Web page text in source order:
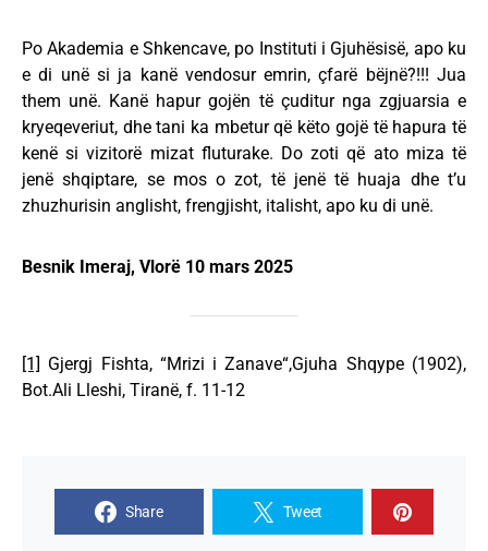
Po Akademia e Shkencave, po Instituti i Gjuhësisë, apo ku
e di unë si ja kanë vendosur emrin, çfarë bëjnë?!!! Jua
them unë. Kanë hapur gojën të çuditur nga zgjuarsia e
kryeqeveriut, dhe tani ka mbetur që këto gojë të hapura të
kenë si vizitorë mizat fluturake. Do zoti që ato miza të
jenë shqiptare, se mos o zot, të jenë të huaja dhe t’u
zhuzhurisin anglisht, frengjisht, italisht, apo ku di unë.
Besnik Imeraj, Vlorë 10 mars 2025
[1] Gjergj Fishta, “Mrizi i Zanave“,Gjuha Shqype (1902),
Bot.Ali Lleshi, Tiranë, f. 11-12
Share Tweet